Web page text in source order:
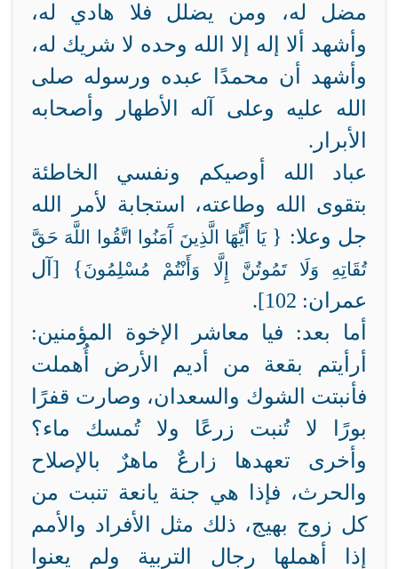
مضل له، ومن يضلل فلا هادي له،
وأشهد ألا إله إلا الله وحده لا شريك له،
وأشهد أن محمدًا عبده ورسوله صلى
الله عليه وعلى آله الأطهار وأصحابه
الأبرار.
عباد الله أوصيكم ونفسي الخاطئة
بتقوى الله وطاعته، استجابة لأمر الله
جل وعلا: { يَا أَيُّهَا الَّذِينَ آَمَنُوا اتَّقُوا اللَّهَ حَقَّ
تُقَاتِهِ وَلَا تَمُوتُنَّ إِلَّا وَأَنْتُمْ مُسْلِمُونَ} [آل
عمران: 102].
أما بعد: فيا معاشر الإخوة المؤمنين:
أرأيتم بقعة من أديم الأرض أُهملت
فأنبتت الشوك والسعدان، وصارت قفرًا
بورًا لا تُنبت زرعًا ولا تُمسك ماء؟
وأخرى تعهدها زارعٌ ماهرٌ بالإصلاح
والحرث، فإذا هي جنة يانعة تنبت من
كل زوج بهيج، ذلك مثل الأفراد والأمم
إذا أهملها رجال التربية ولم يعنوا